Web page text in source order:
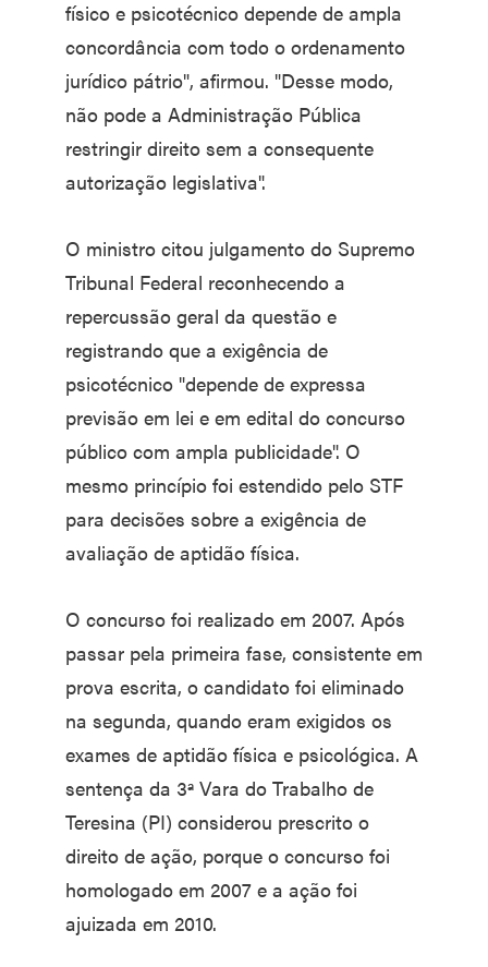
físico e psicotécnico depende de ampla
concordância com todo o ordenamento
jurídico pátrio", afirmou. "Desse modo,
não pode a Administração Pública
restringir direito sem a consequente
autorização legislativa".
O ministro citou julgamento do Supremo
Tribunal Federal reconhecendo a
repercussão geral da questão e
registrando que a exigência de
psicotécnico "depende de expressa
previsão em lei e em edital do concurso
público com ampla publicidade". O
mesmo princípio foi estendido pelo STF
para decisões sobre a exigência de
avaliação de aptidão física.
O concurso foi realizado em 2007. Após
passar pela primeira fase, consistente em
prova escrita, o candidato foi eliminado
na segunda, quando eram exigidos os
exames de aptidão física e psicológica. A
sentença da 3ª Vara do Trabalho de
Teresina (PI) considerou prescrito o
direito de ação, porque o concurso foi
homologado em 2007 e a ação foi
ajuizada em 2010.